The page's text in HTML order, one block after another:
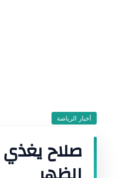
أخبار الرياضة
صلاح يغذي